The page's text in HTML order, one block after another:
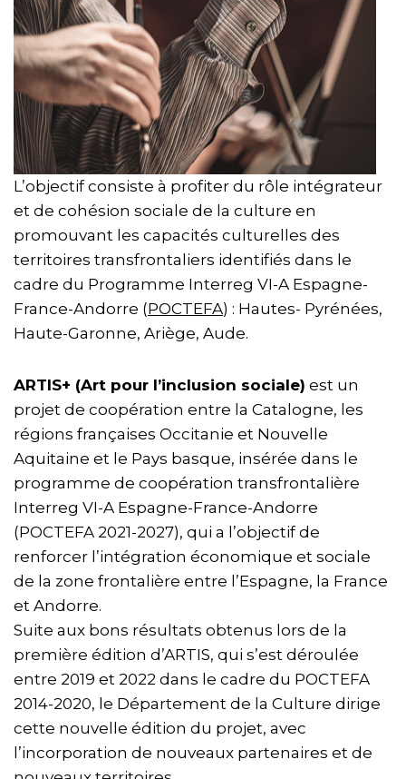
L’objectif consiste à profiter du rôle intégrateur
et de cohésion sociale de la culture en
promouvant les capacités culturelles des
territoires transfrontaliers identifiés dans le
cadre du Programme Interreg VI-A Espagne-
France-Andorre (POCTEFA) : Hautes- Pyrénées,
Haute-Garonne, Ariège, Aude.
ARTIS+ (Art pour l’inclusion sociale) est un
projet de coopération entre la Catalogne, les
régions françaises Occitanie et Nouvelle
Aquitaine et le Pays basque, insérée dans le
programme de coopération transfrontalière
Interreg VI-A Espagne-France-Andorre
(POCTEFA 2021-2027), qui a l’objectif de
renforcer l’intégration économique et sociale
de la zone frontalière entre l’Espagne, la France
et Andorre.
Suite aux bons résultats obtenus lors de la
première édition d’ARTIS, qui s’est déroulée
entre 2019 et 2022 dans le cadre du POCTEFA
2014-2020, le Département de la Culture dirige
cette nouvelle édition du projet, avec
l’incorporation de nouveaux partenaires et de